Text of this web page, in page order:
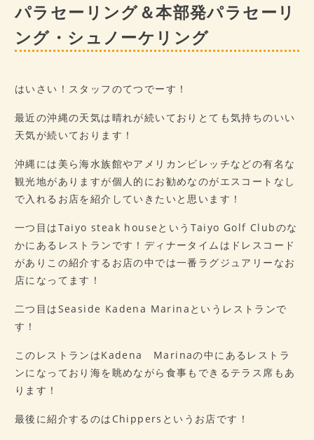
ギャラリー
スタッフブログ
会社概要
アクセス
パラセーリング＆本部発パラセーリ
ング・シュノーケリング
はいさい！スタッフのてつでーす！
最近の沖縄の天気は晴れが続いておりとても気持ちのいい
天気が続いております！
沖縄には美ら海水族館やアメリカンビレッチなどの有名な
観光地がありますが個人的にお勧めなのがエスコートなし
で入れるお店を紹介していきたいと思います！
一つ目はTaiyo steak houseというTaiyo Golf Clubのな
かにあるレストランです！ディナータイムはドレスコード
がありこの紹介するお店の中では一番ラグジュアリーなお
店になってます！
二つ目はSeaside Kadena Marinaというレストランで
す！
このレストランはKadena Marinaの中にあるレストラ
ンになっており海を眺めながら食事もできるテラス席もあ
ります！
最後に紹介するのはChippersというお店です！